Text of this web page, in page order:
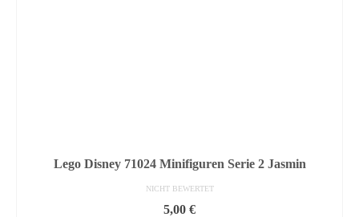
Lego Disney 71024 Minifiguren Serie 2 Jasmin
NICHT BEWERTET
5,00 €